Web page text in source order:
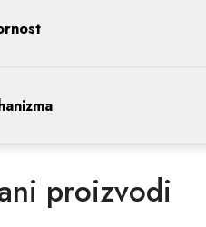
proizvodi